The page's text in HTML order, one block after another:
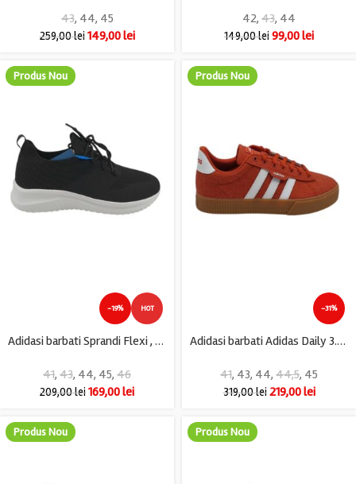
43, 44, 45
259,00lei 149,00lei
42, 43, 44
149,00lei99,00lei
Produs Nou
-19% HOT
Adidasi barbati Sprandi Flexi , material textil, negru
41, 43, 44, 45, 46
209,00lei169,00lei
Produs Nou
-31%
Adidasi barbati Adidas Daily 3.0, piele intoarsa, rosu
41, 43, 44, 44,5, 45
319,00lei 219,00lei
Produs Nou Produs Nou